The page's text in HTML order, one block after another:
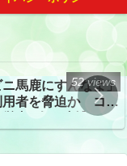
ニ馬鹿にすんなよ」
用者を脅迫か コン
52 views